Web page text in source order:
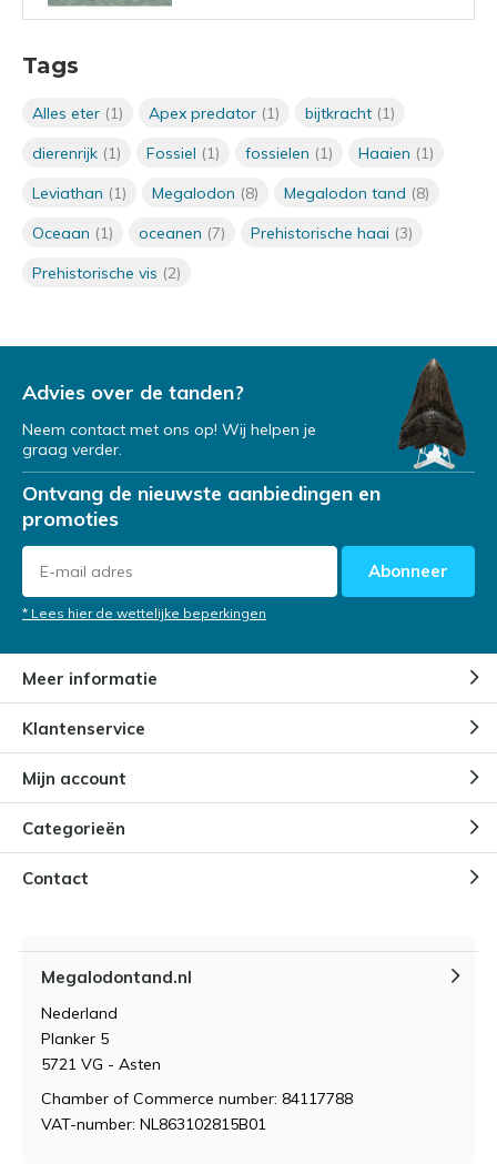
DoorNiels Cox
Waar leefde de Megalodon?
Door Niels Cox
Welke kleur had de Megalodon?
DoorNiels Cox
DoorNiels Cox
uitgestorven Megalodon beslist?
Tags
Alles eter (1) Apex predator (1) bijtkracht (1)
dierenrijk (1) Fossiel (1) fossielen (1) Haaien (1)
Leviathan (1) Megalodon (8) Megalodon tand (8)
Oceaan (1) oceanen (7) Prehistorische haai (3)
Prehistorische vis (2)
Advies over de tanden?
Neem contact met ons op! Wij helpen je
graag verder.
Ontvang de nieuwste aanbiedingen en
promoties
Abonneer
* Lees hier de wettelijke beperkingen
Meer informatie
Klantenservice
Mijn account
Categorieën
Contact
Megalodontand.nl
Nederland
Planker 5
5721 VG - Asten
Chamber of Commerce number: 84117788
VAT-number: NL863102815B01